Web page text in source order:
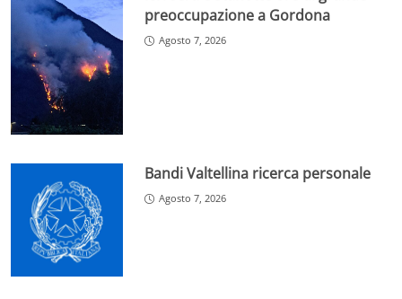
preoccupazione a Gordona
Agosto 7, 2026
Bandi Valtellina ricerca personale
Agosto 7, 2026